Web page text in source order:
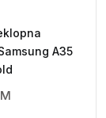
A35